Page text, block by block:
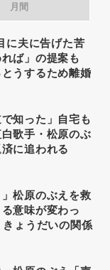
月間
に夫に告げた苦
ば」の提案も
とうするため離婚
知った」自宅も
歌手・松原のぶ
に追われる
」松原のぶえを救
意味が変わっ
ょうだいの関係